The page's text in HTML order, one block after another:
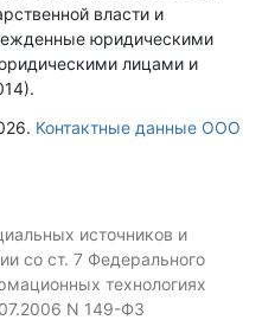
власти и
юридическими
лицами и
Контактные данные ООО
источников и
со ст. 7 Федерального
технологиях
N 149-ФЗ